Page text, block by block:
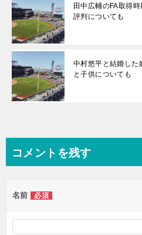
田中広輔のFA取得
評判についても
中村悠平と結婚した
と子供についても
コメントを残す
名前 必須